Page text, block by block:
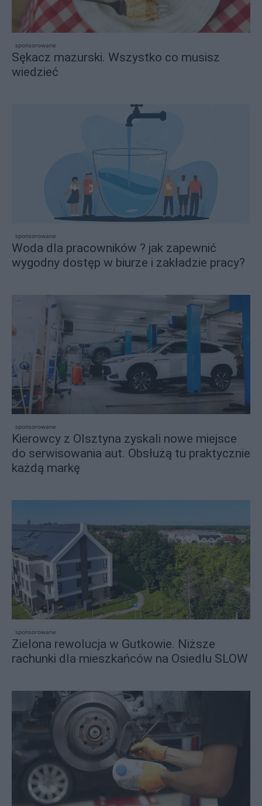
sponsorowane
Sękacz mazurski. Wszystko co musisz
wiedzieć
sponsorowane
Woda dla pracowników ? jak zapewnić
wygodny dostęp w biurze i zakładzie pracy?
sponsorowane
Kierowcy z Olsztyna zyskali nowe miejsce
do serwisowania aut. Obsłużą tu praktycznie
każdą markę
sponsorowane
Zielona rewolucja w Gutkowie. Niższe
rachunki dla mieszkańców na Osiedlu SLOW